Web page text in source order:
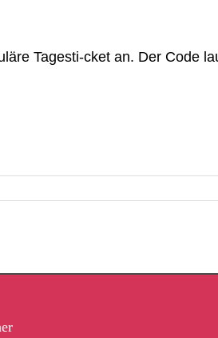
Tagesti-cket an. Der Code